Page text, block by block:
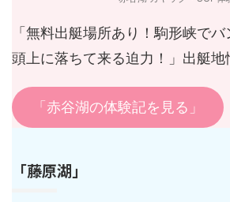
「無料出艇場所あり！駒形峡で
頭上に落ちて来る迫力！」出艇地
「赤谷湖の体験記を見る」
「藤原湖」